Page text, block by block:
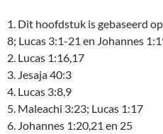
1. Dit hoofdstuk is gebaseerd
8; Lucas 3:1-21 en Johannes
2. Lucas 1:16,17
3. Jesaja 40:3
4. Lucas 3:8,9
5. Maleachi 3:23; Lucas 1:17
6. Johannes 1:20,21 en 25